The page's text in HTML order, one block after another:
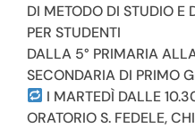
DI METODO DI STUDIO E
PER STUDENTI
DALLA 5° PRIMARIA
SECONDARIA DI PRIMO
I MARTEDÌ DALLE
ORATORIO S. FEDELE,